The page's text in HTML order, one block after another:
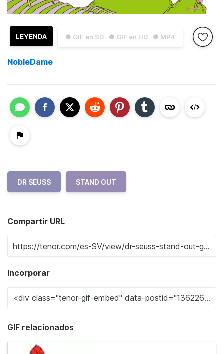
● GIF en SD ● GIF en HD ● MP4
LEYENDA
NobleDame
DR SEUSS STAND OUT
Compartir URL
Incorporar
GIF relacionados